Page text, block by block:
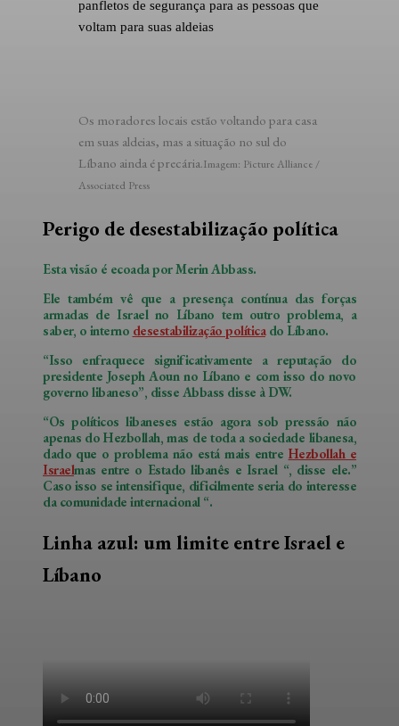
Os moradores locais estão voltando para casa
em suas aldeias, mas a situação no sul do
Líbano ainda é precária.Imagem: Picture Alliance /
Associated Press
Perigo de desestabilização política
Esta visão é ecoada por Merin Abbass.
Ele também vê que a presença contínua das forças
armadas de Israel no Líbano tem outro problema, a
saber, o interno desestabilização políticado Líbano.
“Isso enfraquece significativamente a reputação do
presidente Joseph Aoun no Líbano e com isso do novo
governo libaneso”, disse Abbass disse à DW.
“Os políticos libaneses estão agora sob pressão não
apenas do Hezbollah, mas de toda a sociedade libanesa,
dado que o problema não está mais entre Hezbollah e
Israelmas entre o Estado libanês e Israel “, disse ele.”
Caso isso se intensifique, dificilmente seria do interesse
da comunidade internacional “.
Linha azul: um limite entre Israel e
Líbano